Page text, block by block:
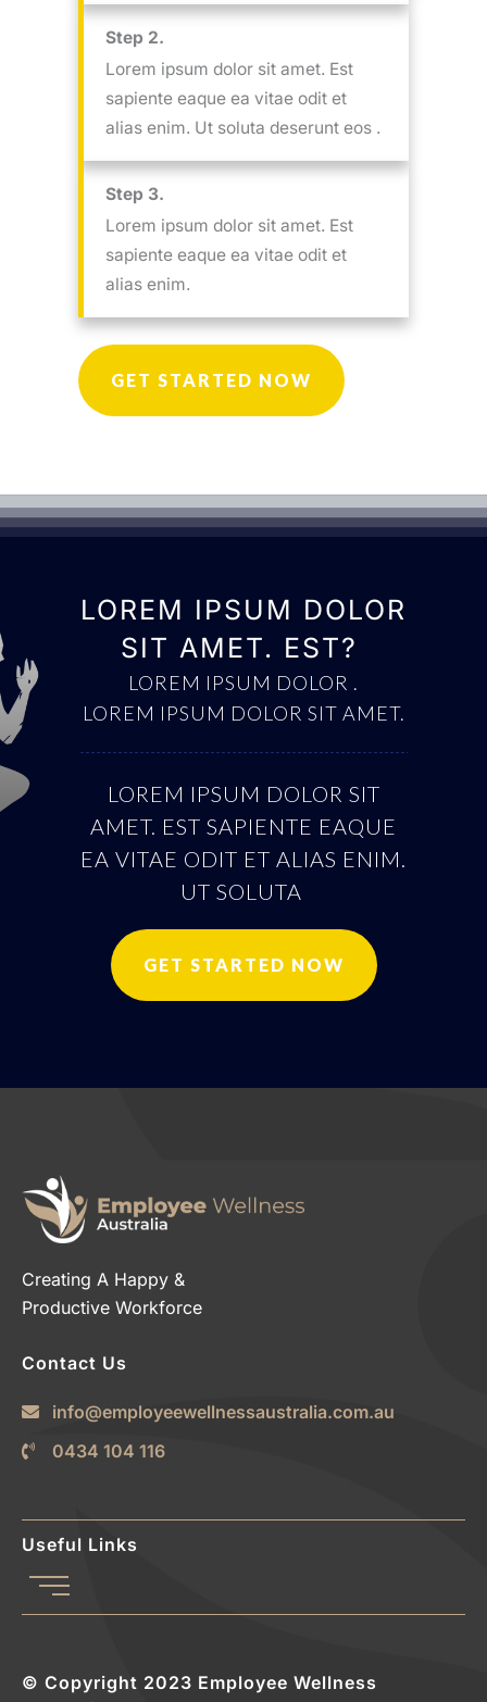
Step 2.
Lorem ipsum dolor sit amet. Est
sapiente eaque ea vitae odit et
alias enim. Ut soluta deserunt eos .
Step 3.
Lorem ipsum dolor sit amet. Est
sapiente eaque ea vitae odit et
alias enim.
GET STARTED NOW
LOREM IPSUM DOLOR
SIT AMET. EST?
LOREM IPSUM DOLOR .
LOREM IPSUM DOLOR SIT AMET.
LOREM IPSUM DOLOR SIT
AMET. EST SAPIENTE EAQUE
EA VITAE ODIT ET ALIAS ENIM.
UT SOLUTA
GET STARTED NOW
Creating A Happy &
Productive Workforce
Contact Us
info@employeewellnessaustralia.com.au
0434 104 116
Useful Links
© Copyright 2023 Employee Wellness